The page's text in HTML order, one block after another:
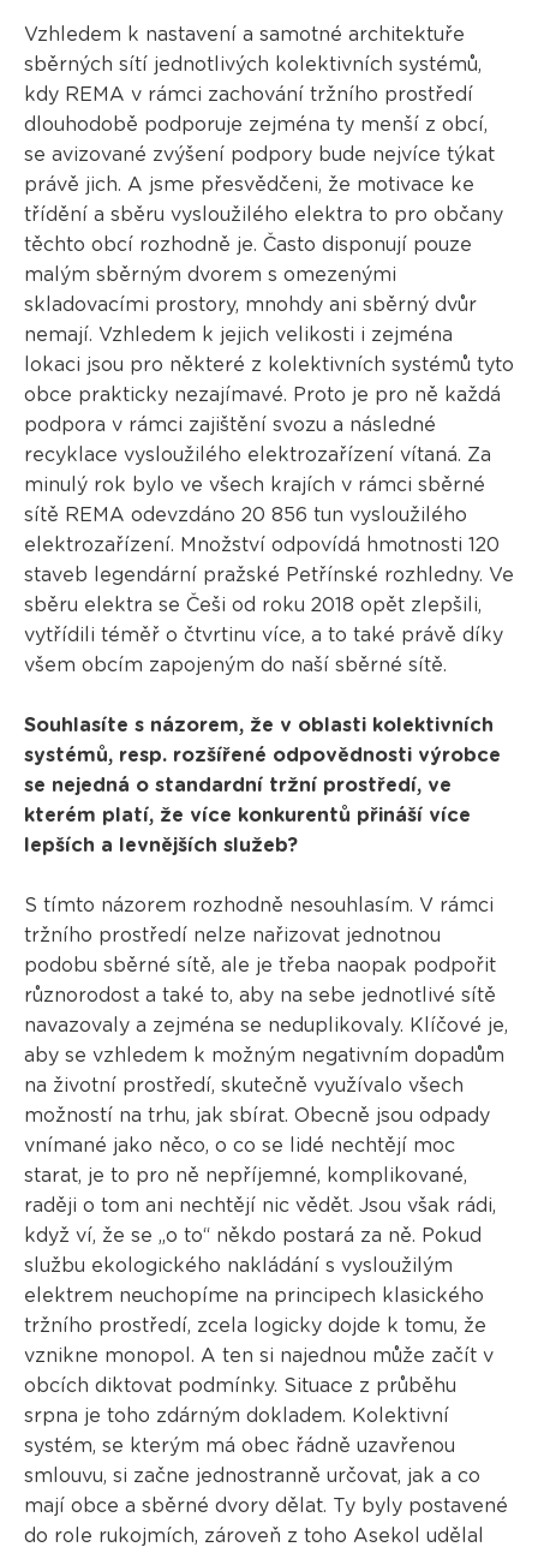
Vzhledem k nastavení a samotné architektuře
sběrných sítí jednotlivých kolektivních systémů,
kdy REMA v rámci zachování tržního prostředí
dlouhodobě podporuje zejména ty menší z obcí,
se avizované zvýšení podpory bude nejvíce týkat
právě jich. A jsme přesvědčeni, že motivace ke
třídění a sběru vysloužilého elektra to pro občany
těchto obcí rozhodně je. Často disponují pouze
malým sběrným dvorem s omezenými
skladovacími prostory, mnohdy ani sběrný dvůr
nemají. Vzhledem k jejich velikosti i zejména
lokaci jsou pro některé z kolektivních systémů tyto
obce prakticky nezajímavé. Proto je pro ně každá
podpora v rámci zajištění svozu a následné
recyklace vysloužilého elektrozařízení vítaná. Za
minulý rok bylo ve všech krajích v rámci sběrné
sítě REMA odevzdáno 20 856 tun vysloužilého
elektrozařízení. Množství odpovídá hmotnosti 120
staveb legendární pražské Petřínské rozhledny. Ve
sběru elektra se Češi od roku 2018 opět zlepšili,
vytřídili téměř o čtvrtinu více, a to také právě díky
všem obcím zapojeným do naší sběrné sítě.
Souhlasíte s názorem, že v oblasti kolektivních
systémů, resp. rozšířené odpovědnosti výrobce
se nejedná o standardní tržní prostředí, ve
kterém platí, že více konkurentů přináší více
lepších a levnějších služeb?
S tímto názorem rozhodně nesouhlasím. V rámci
tržního prostředí nelze nařizovat jednotnou
podobu sběrné sítě, ale je třeba naopak podpořit
různorodost a také to, aby na sebe jednotlivé sítě
navazovaly a zejména se neduplikovaly. Klíčové je,
aby se vzhledem k možným negativním dopadům
na životní prostředí, skutečně využívalo všech
možností na trhu, jak sbírat. Obecně jsou odpady
vnímané jako něco, o co se lidé nechtějí moc
starat, je to pro ně nepříjemné, komplikované,
raději o tom ani nechtějí nic vědět. Jsou však rádi,
když ví, že se „o to“ někdo postará za ně. Pokud
službu ekologického nakládání s vysloužilým
elektrem neuchopíme na principech klasického
tržního prostředí, zcela logicky dojde k tomu, že
vznikne monopol. A ten si najednou může začít v
obcích diktovat podmínky. Situace z průběhu
srpna je toho zdárným dokladem. Kolektivní
systém, se kterým má obec řádně uzavřenou
smlouvu, si začne jednostranně určovat, jak a co
mají obce a sběrné dvory dělat. Ty byly postavené
do role rukojmích, zároveň z toho Asekol udělal